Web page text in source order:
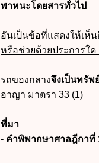
พาหนะโดยสารทั่วไป
อันเป็นข้อที่แสดงให้เห็น
หรือช่วยด้วยประการใ
รถของกลางจึงเป็นทรัพ
อาญา มาตรา 33 (1)
ที่มา
- คำพิพากษาศาลฎีกาที่